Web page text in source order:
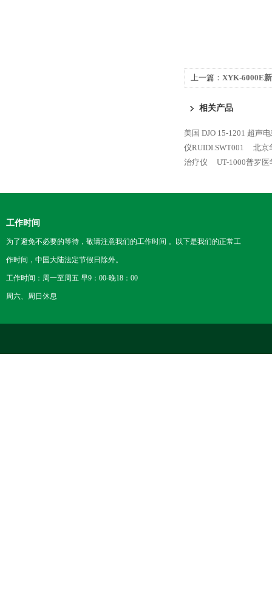
上一篇： XYK-6000E
相关产品
美国 DJO 15-1201 超声
仪RUIDI.SWT001
北京
治疗仪
UT-1000普罗
工作时间
为了避免不必要的等待，敬请注意我们的工作时间 。以下是我们的正常工
作时间，中国大陆法定节假日除外。
工作时间：周一至周五 早9：00-晚18：00
周六、周日休息